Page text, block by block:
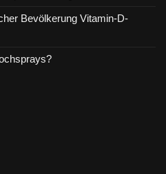
Bevölkerung Vitamin-D-